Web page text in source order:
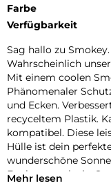
Farbe
Verfügbarkeit
Sag hallo zu
Wahrscheinlich
Mit einem coolen
Phänomenaler
und Ecken.
recyceltem Plastik.
kompatibel. Diese
Hülle ist dein
wunderschöne
Egal wo, egal wie,
Mehr lesen